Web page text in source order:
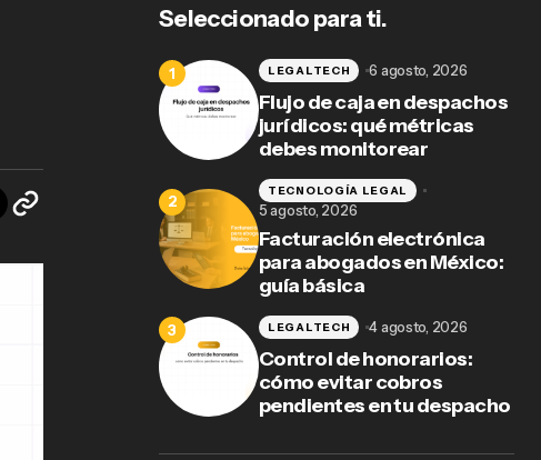
Seleccionado para ti.
Flujo de caja en despachos
jurídicos: qué métricas
debes monitorear
LEGALTECH 6 agosto, 2026
Facturación electrónica
para abogados en México:
guía básica
TECNOLOGÍA LEGAL
5 agosto, 2026
Control de honorarios:
cómo evitar cobros
pendientes en tu despacho
LEGALTECH 4 agosto, 2026